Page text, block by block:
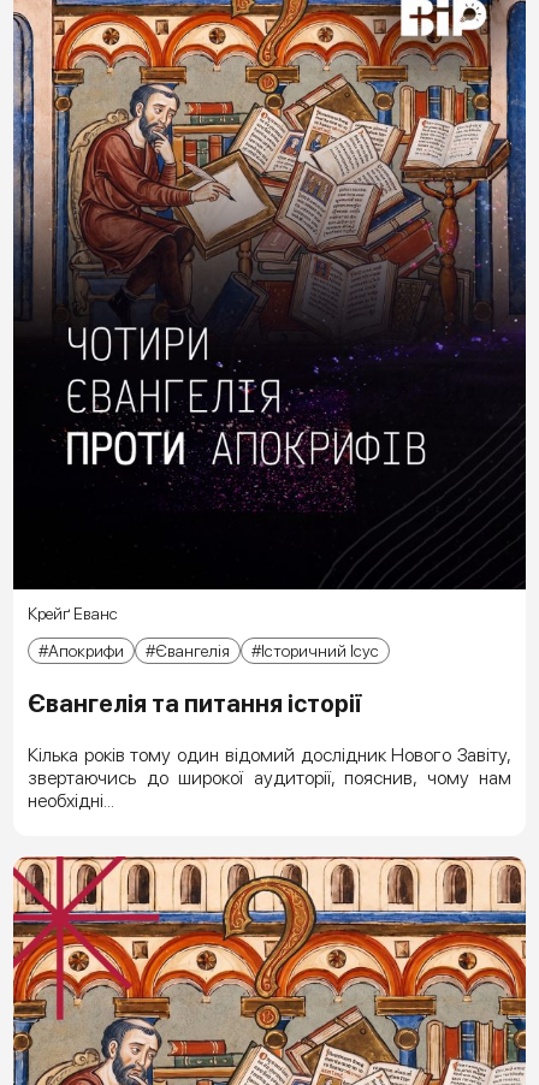
Крейґ Еванс
Апокрифи
Євангелія Історичний Ісус
Євангелія та питання історії
Кілька років тому один відомий дослідник Нового Завіту,
звертаючись до широкої аудиторії, пояснив, чому нам
необхідні...